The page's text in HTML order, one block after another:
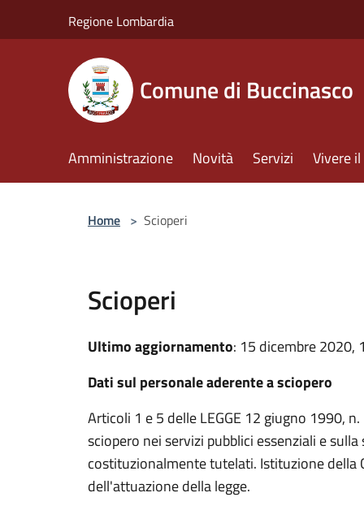
Regione Lombardia
Comune di Buccinasco
Amministrazione Novità Servizi Vivere
Home > Scioperi
Scioperi
Ultimo aggiornamento: 15 dicembre 2020,
Dati sul personale aderente a sciopero
Articoli 1 e 5 delle LEGGE 12 giugno 1990,
sciopero nei servizi pubblici essenziali e
costituzionalmente tutelati. Istituzione della
dell'attuazione della legge.